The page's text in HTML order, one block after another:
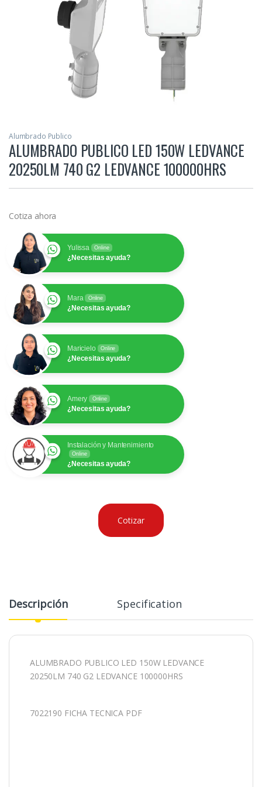
Alumbrado Publico
ALUMBRADO PUBLICO LED 150W LEDVANCE
20250LM 740 G2 LEDVANCE 100000HRS
Cotiza ahora
Yulissa Online
¿Necesitas ayuda?
Mara Online
¿Necesitas ayuda?
Maricielo Online
¿Necesitas ayuda?
Amery Online
¿Necesitas ayuda?
Instalación y Mantenimiento
Online
¿Necesitas ayuda?
Cotizar
Descripción Specification
ALUMBRADO PUBLICO LED 150W LEDVANCE
20250LM 740 G2 LEDVANCE 100000HRS
7022190 FICHA TECNICA PDF